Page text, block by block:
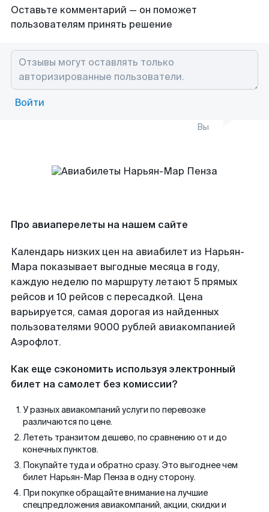
Оставьте комментарий — он поможет
пользователям принять решение
Войти
Вы
Про авиаперелеты на нашем сайте
Календарь низких цен на авиабилет из Нарьян-
Мара показывает выгодные месяца в году,
каждую неделю по маршруту летают 5 прямых
рейсов и 10 рейсов с пересадкой. Цена
варьируется, самая дорогая из найденных
пользователями 9000 рублей авиакомпанией
Аэрофлот.
Как еще сэкономить используя электронный
билет на самолет без комиссии?
У разных авиакомпаний услуги по перевозке
различаются по цене.
Лететь транзитом дешево, по сравнению от и до
конечных пунктов.
Покупайте туда и обратно сразу. Это выгоднее чем
билет Нарьян-Мар Пенза в одну сторону.
При покупке обращайте внимание на лучшие
спецпредложения авиакомпаний, акции, скидки и